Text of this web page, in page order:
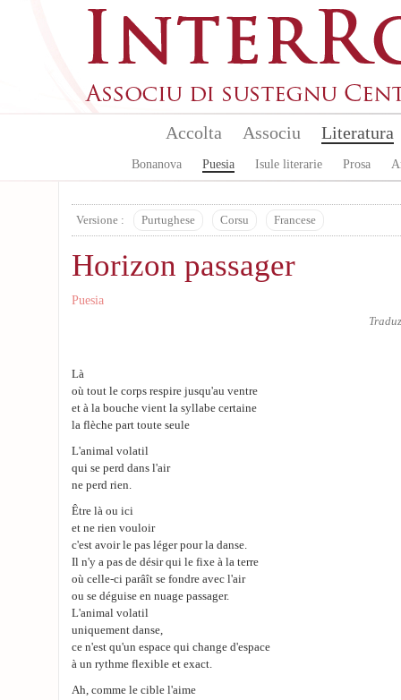
Accolta Associu Literatura
Bonanova Puesia Isule literarie Prosa
Versione : Purtughese Corsu Francese
Horizon passager
Puesia
Là
où tout le corps respire jusqu'au ventre
et à la bouche vient la syllabe certaine
la flèche part toute seule
L'animal volatil
qui se perd dans l'air
ne perd rien.
Être là ou ici
et ne rien vouloir
c'est avoir le pas léger pour la danse.
Il n'y a pas de désir qui le fixe à la terre
où celle-ci parâît se fondre avec l'air
ou se déguise en nuage passager.
L'animal volatil
uniquement danse,
ce n'est qu'un espace qui change d'espace
à un rythme flexible et exact.
Ah, comme le cible l'aime